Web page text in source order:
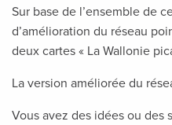
Sur base de l’ensemble de
d’amélioration du réseau
deux cartes « La Wallonie
La version améliorée du
Vous avez des idées ou